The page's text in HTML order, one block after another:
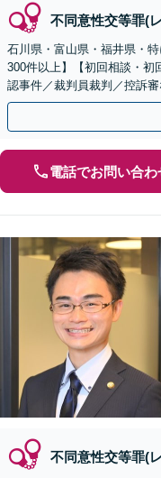
不同意性交等罪(
石川県・富山県・福井県・
300件以上】【初回相談・初
認事件／裁判員裁判／控訴
ムーズな解決へ「自首・出
電話でお問い合わ
不同意性交等罪(